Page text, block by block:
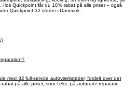
Quickpoint får du 10% rabat på alle priser – også
Quickpoint 32 steder i Danmark.
med 32 full-service autoværksteder, fordelt over det
f.eks. på autorude reparation